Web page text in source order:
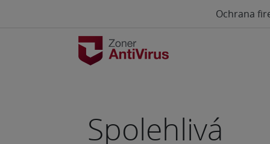
Ochrana
Spolehlivá